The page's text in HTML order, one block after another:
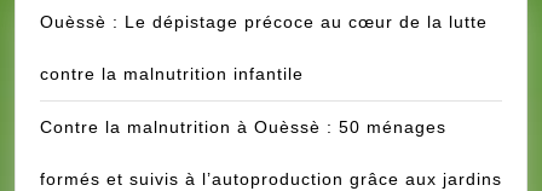
Ouèssè : Le dépistage précoce au cœur de la lutte
contre la malnutrition infantile
Contre la malnutrition à Ouèssè : 50 ménages
formés et suivis à l’autoproduction grâce aux jardins